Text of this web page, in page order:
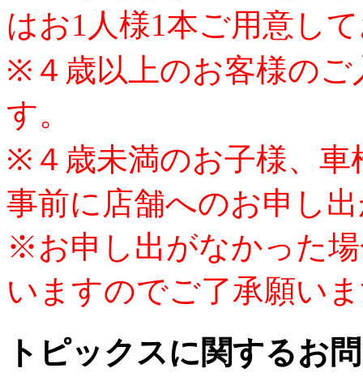
はお1人様1本ご用意し
※４歳以上のお客様の
す。
※４歳未満のお子様、車
事前に店舗へのお申し
※お申し出がなかった
いますのでご了承願い
トピックスに関するお